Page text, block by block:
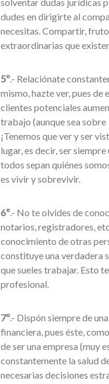
dudes en dirigirte al
necesitas. Compartir, fruto
extraordinarias que
5º.- Relaciónate
mismo, hazte ver, pues
clientes potenciales
trabajo (aunque sea sobre
¡Tenemos que ver y ser
lugar, es decir, ser
todos sepan quiénes
es vivir y sobrevivir.
6º.- No te olvides de
notarios, registradores,
conocimiento de otras
constituye una verdadera
que sueles trabajar. Esto
profesional.
7º.- Dispón siempre de
financiera, pues éste,
de ser una empresa (muy
constantemente la salud
necesarias decisiones